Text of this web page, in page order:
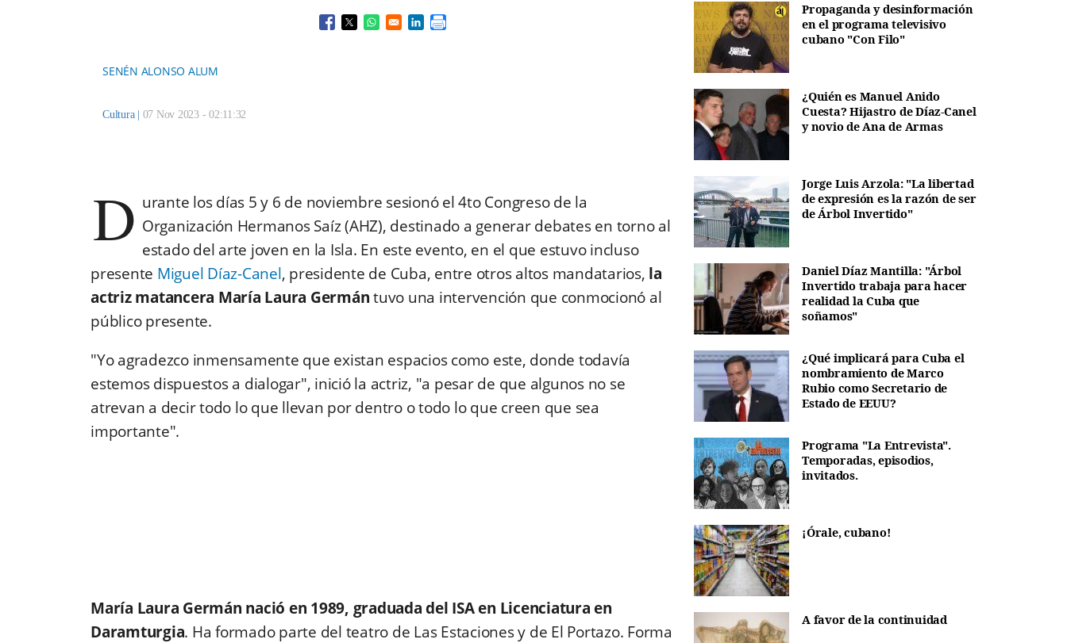
Opens in a new window
Opens in a new window
Opens in a new window
Opens in a new window
SENÉN ALONSO ALUM
Cultura | 07 Nov 2023 - 02:11:32
D urante los días 5 y 6 de noviembre sesionó el 4to Congreso de la
Organización Hermanos Saíz (AHZ), destinado a generar debates en torno al
estado del arte joven en la Isla. En este evento, en el que estuvo incluso
presente Miguel Díaz-Canel, presidente de Cuba, entre otros altos mandatarios, la
actriz matancera María Laura Germántuvo una intervención que conmocionó al
público presente.
"Yo agradezco inmensamente que existan espacios como este, donde todavía
estemos dispuestos a dialogar", inició la actriz, "a pesar de que algunos no se
atrevan a decir todo lo que llevan por dentro o todo lo que creen que sea
importante".
María Laura Germán nació en 1989, graduada del ISA en Licenciatura en
Daramturgia. Ha formado parte del teatro de Las Estaciones y de El Portazo. Forma
Propaganda y desinformación
en el programa televisivo
cubano "Con Filo"
¿Quién es Manuel Anido
Cuesta? Hijastro de Díaz-Canel
y novio de Ana de Armas
Jorge Luis Arzola: "La libertad
de expresión es la razón de ser
de Árbol Invertido"
Daniel Díaz Mantilla: "Árbol
Invertido trabaja para hacer
realidad la Cuba que
soñamos"
¿Qué implicará para Cuba el
nombramiento de Marco
Rubio como Secretario de
Estado de EEUU?
Programa "La Entrevista".
Temporadas, episodios,
invitados.
¡Órale, cubano!
A favor de la continuidad